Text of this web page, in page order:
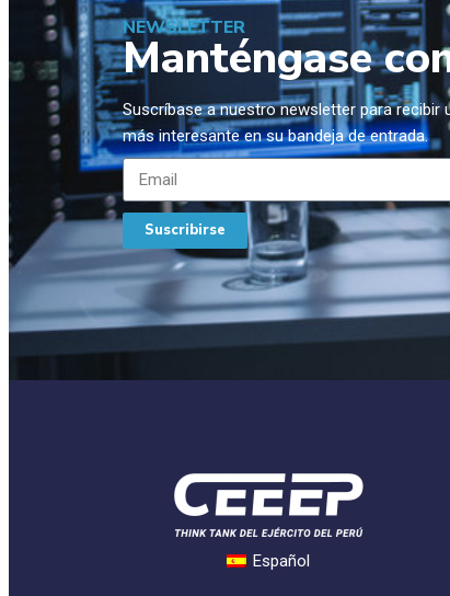
NEWSLETTER
Manténgase
Suscríbase a nuestro newsletter para
más interesante en su bandeja de entrada.
Suscribirse
Español